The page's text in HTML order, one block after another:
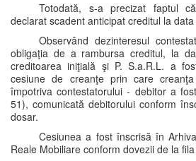
Totodată, s-a precizat faptul
declarat scadent anticipat creditul la
Observând dezinteresul
obligaţia de a rambursa creditul, la
creditoarea iniţială şi P. S.a.R.L. a
cesiune de creanţe prin care
împotriva contestatorului - debitor a
51), comunicată debitorului conform
dosar.
Cesiunea a fost înscrisă în
Reale Mobiliare conform dovezii de la